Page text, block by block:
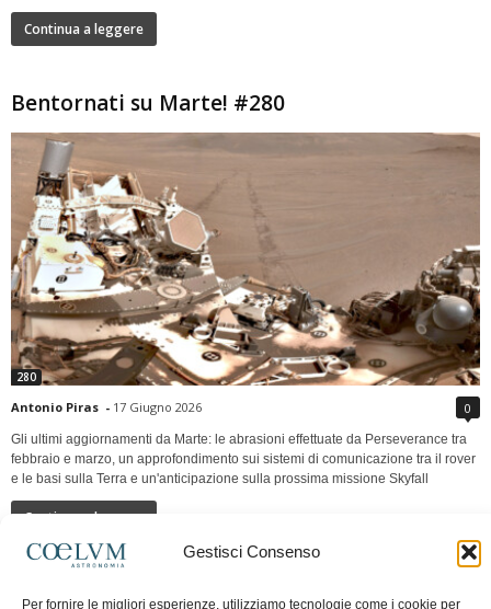
Gestisci Consenso
Per fornire le migliori esperienze, utilizziamo tecnologie come i cookie per
Continua a leggere
Bentornati su Marte! #280
280
Antonio Piras - 17 Giugno 2026 0
Gli ultimi aggiornamenti da Marte: le abrasioni effettuate da Perseverance tra
febbraio e marzo, un approfondimento sui sistemi di comunicazione tra il rover
e le basi sulla Terra e un'anticipazione sulla prossima missione Skyfall
Continua a leggere